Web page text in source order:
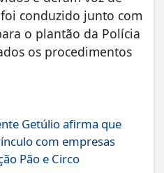
conduzido junto com
o plantão da Polícia
os procedimentos
Getúlio afirma que
com empresas
Pão e Circo